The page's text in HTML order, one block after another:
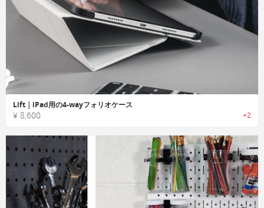
Lift｜iPad用の4-wayフォリオケース
¥ 8,600 +2